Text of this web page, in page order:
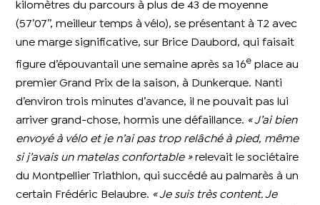
kilomètres du parcours à plus de 43 de moyenne
(57’07’’, meilleur temps à vélo), se présentant à T2 avec
une marge significative, sur Brice Daubord, qui faisait
figure d’épouvantail une semaine après sa 16e place au
premier Grand Prix de la saison, à Dunkerque. Nanti
d’environ trois minutes d’avance, il ne pouvait pas lui
arriver grand-chose, hormis une défaillance. « J’ai bien
envoyé à vélo et je n’ai pas trop relâché à pied, même
si j’avais un matelas confortable »relevait le sociétaire
du Montpellier Triathlon, qui succédé au palmarès à un
certain Frédéric Belaubre. « Je suis très content. Je